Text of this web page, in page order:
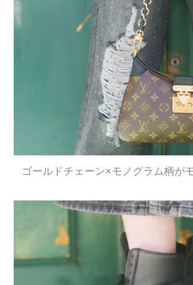
ゴールドチェーン×モノグラム柄が